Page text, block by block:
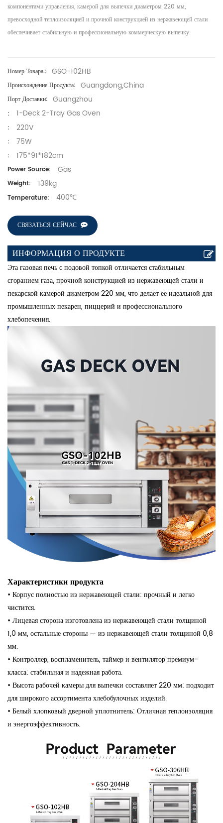
компонентами управления, камерой для выпечки диаметром 220 мм,
превосходной теплоизоляцией и прочной конструкцией из нержавеющей стали
обеспечивает стабильную и профессиональную коммерческую выпечку.
Номер Товара.: GSO-102HB
Происхождение Продукта: Guangdong,China
Порт Доставки: Guangzhou
: 1-Deck 2-Tray Gas Oven
: 220V
: 75W
: 175*91*182cm
Power Source: Gas
Weight: 139kg
Temperature: 400℃
СВЯЗАТЬСЯ СЕЙЧАС
ИНФОРМАЦИЯ О ПРОДУКТЕ
Эта газовая печь с подовой топкой отличается стабильным
сгоранием газа, прочной конструкцией из нержавеющей стали и
пекарской камерой диаметром 220 мм, что делает ее идеальной для
промышленных пекарен, пиццерий и профессионального
хлебопечения.
Характеристики продукта
• Корпус полностью из нержавеющей стали: прочный и легко
чистится.
• Лицевая сторона изготовлена из нержавеющей стали толщиной
1,0 мм, остальные стороны — из нержавеющей стали толщиной 0,8
мм.
• Контроллер, воспламенитель, таймер и вентилятор премиум-
класса: стабильная и надежная работа.
• Высота рабочей камеры для выпечки составляет 220 мм: подходит
для широкого ассортимента хлебобулочных изделий.
• Белый хлопковый дверной уплотнитель: Отличная теплоизоляция
и энергоэффективность.